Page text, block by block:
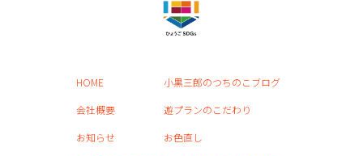
HOME
会社概要
お知らせ
小黒三郎のつちのこブログ
遊プランのこだわり
お色直し